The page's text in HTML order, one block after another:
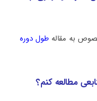
به مقاله طول دوره
مطالعه کنم؟